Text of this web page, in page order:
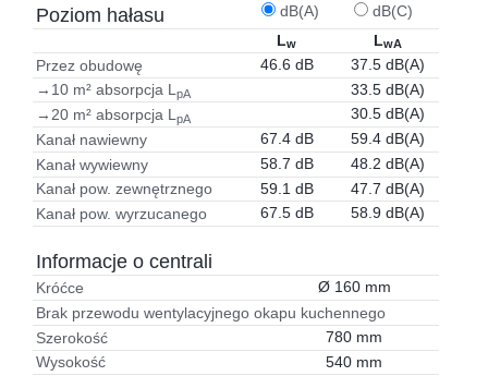
Poziom hałasu dB(A)
dB(C)
Lw LwA
Przez obudowę 46.6 dB
37.5 dB(A)
→10 m² absorpcja LpA
33.5 dB(A)
→20 m² absorpcja L pA
30.5 dB(A)
Kanał nawiewny
67.4 dB
59.4 dB(A)
Kanał wywiewny
58.7 dB
48.2 dB(A)
Kanał pow. zewnętrznego
59.1 dB
47.7 dB(A)
Kanał pow. wyrzucanego
67.5 dB 58.9 dB(A)
Informacje o centrali
Króćce
Ø 160 mm
Brak przewodu wentylacyjnego okapu kuchennego
Szerokość
780 mm
Wysokość
540 mm